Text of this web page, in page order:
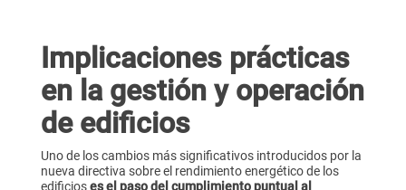
Implicaciones prácticas
en la gestión y operación
de edificios
Uno de los cambios más significativos introducidos por la
nueva directiva sobre el rendimiento energético de los
edificioses el paso del cumplimiento puntual al